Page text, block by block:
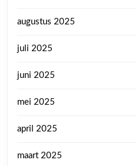
augustus 2025
juli 2025
juni 2025
mei 2025
april 2025
maart 2025